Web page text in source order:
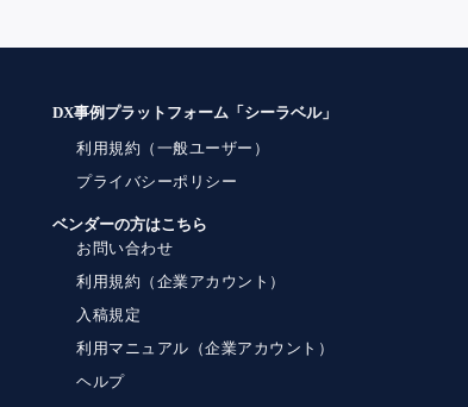
DX事例プラットフォーム「シーラベル」
利用規約（一般ユーザー）
プライバシーポリシー
ベンダーの方はこちら
お問い合わせ
利用規約（企業アカウント）
入稿規定
利用マニュアル（企業アカウント）
ヘルプ